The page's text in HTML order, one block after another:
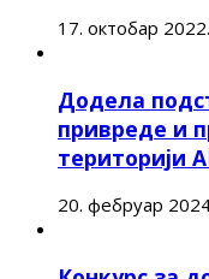
17. октобар 2022.
Додела
привреде и
територији
20. фебруар